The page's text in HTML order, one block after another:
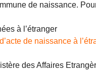
de naissance.
à l’étranger
de naissance à
des Affaires